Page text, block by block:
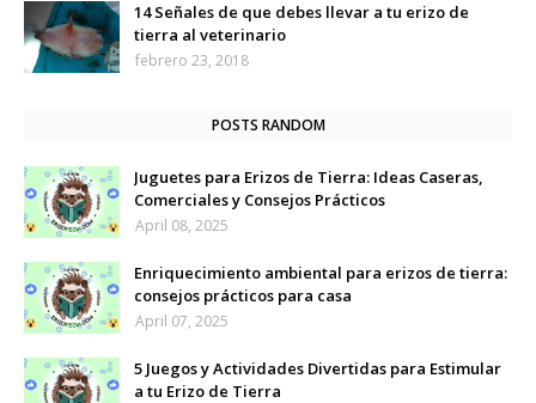
14 Señales de que debes llevar a tu erizo de
tierra al veterinario
febrero 23, 2018
POSTS RANDOM
Juguetes para Erizos de Tierra: Ideas Caseras,
Comerciales y Consejos Prácticos
April 08, 2025
Enriquecimiento ambiental para erizos de tierra:
consejos prácticos para casa
April 07, 2025
5 Juegos y Actividades Divertidas para Estimular
a tu Erizo de Tierra